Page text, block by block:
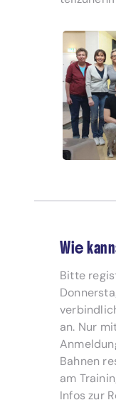
Wie
Bitte
an. Nur
Bahnen
am
Infos zur